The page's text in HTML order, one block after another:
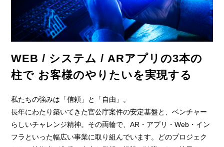
WEB / システム / ARアプリの3本の
柱で お客様のやりたいを実現する
私たちの強みは「信頼」と「自由」。
長年にわたり築いてきた官公庁案件の安定基盤と、ベンチャー
らしいチャレンジ精神。その両輪で、AR・アプリ・Web・イン
フラといった幅広い事業に取り組んでいます。どのプロジェク